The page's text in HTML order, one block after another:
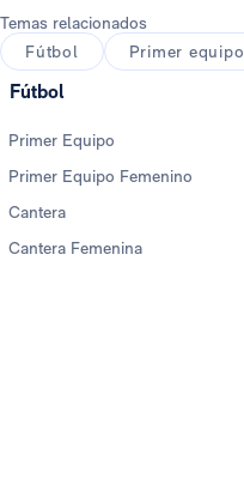
Temas relacionados
Fútbol
Primer equipo
Fútbol
Primer Equipo
Primer Equipo Femenino
Cantera
Cantera Femenina